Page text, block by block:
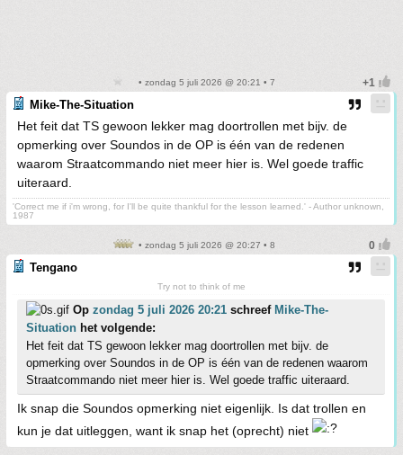
• zondag 5 juli 2026 @ 20:21 • 7
Mike-The-Situation
Het feit dat TS gewoon lekker mag doortrollen met bijv. de
opmerking over Soundos in de OP is één van de redenen
waarom Straatcommando niet meer hier is. Wel goede traffic
uiteraard.
'Correct me if i'm wrong, for I'll be quite thankful for the lesson learned.' - Author unknown,
1987
• zondag 5 juli 2026 @ 20:27 • 8
Tengano
Try not to think of me
Op zondag 5 juli 2026 20:21 schreef Mike-The-
Situation het volgende:
Het feit dat TS gewoon lekker mag doortrollen met bijv. de
opmerking over Soundos in de OP is één van de redenen waarom
Straatcommando niet meer hier is. Wel goede traffic uiteraard.
Ik snap die Soundos opmerking niet eigenlijk. Is dat trollen en
kun je dat uitleggen, want ik snap het (oprecht) niet